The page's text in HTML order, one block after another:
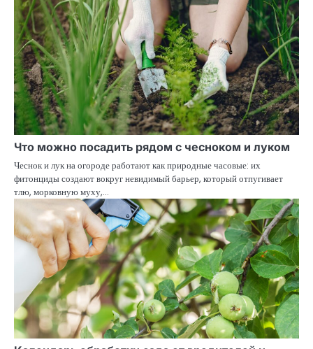
Что можно посадить рядом с чесноком и луком
Чеснок и лук на огороде работают как природные часовые: их
фитонциды создают вокруг невидимый барьер, который отпугивает
тлю, морковную муху,…